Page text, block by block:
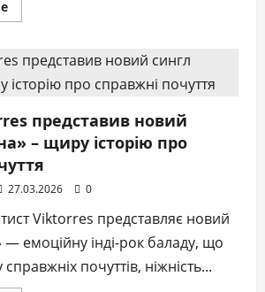
Докладніше
про
насолоджуватися
життям
щосили:
THE
презентує
трек
«Молодість»,
який
стає
новим
хітом
ТікТок
представив новий
– щиру історію про
27.03.2026 0
Viktorres представляє новий
— емоційну інді-рок баладу, що
почуттів, ніжність...